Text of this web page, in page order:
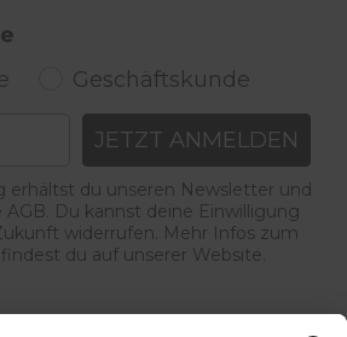
Geschäftskunde
JETZT ANMELDEN
erhältst du unseren Newsletter und
Du kannst deine Einwilligung
widerrufen. Mehr Infos zum
du auf unserer Website.